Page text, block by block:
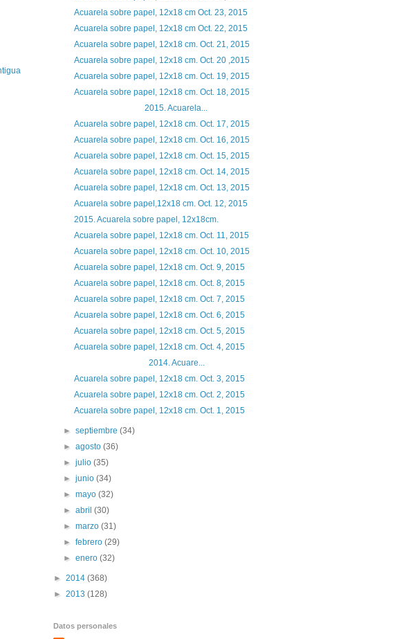
Acuarela sobre papel, 12x18 cm Oct. 23, 2015
Acuarela sobre papel, 12x18 cm Oct. 22, 2015
Acuarela sobre papel, 12x18 cm. Oct. 21, 2015
Acuarela sobre papel, 12x18 cm. Oct. 20 ,2015
Acuarela sobre papel, 12x18 cm. Oct. 19, 2015
Acuarela sobre papel, 12x18 cm. Oct. 18, 2015
2015. Acuarela...
Acuarela sobre papel, 12x18 cm. Oct. 17, 2015
Acuarela sobre papel, 12x18 cm. Oct. 16, 2015
Acuarela sobre papel, 12x18 cm. Oct. 15, 2015
Acuarela sobre papel, 12x18 cm. Oct. 14, 2015
Acuarela sobre papel, 12x18 cm. Oct. 13, 2015
Acuarela sobre papel,12x18 cm. Oct. 12, 2015
2015. Acuarela sobre papel, 12x18cm.
Acuarela sobre papel, 12x18 cm. Oct. 11, 2015
Acuarela sobre papel, 12x18 cm. Oct. 10, 2015
Acuarela sobre papel, 12x18 cm. Oct. 9, 2015
Acuarela sobre papel, 12x18 cm. Oct. 8, 2015
Acuarela sobre papel, 12x18 cm. Oct. 7, 2015
Acuarela sobre papel, 12x18 cm. Oct. 6, 2015
Acuarela sobre papel, 12x18 cm. Oct. 5, 2015
Acuarela sobre papel, 12x18 cm. Oct. 4, 2015
2014. Acuare...
Acuarela sobre papel, 12x18 cm. Oct. 3, 2015
Acuarela sobre papel, 12x18 cm. Oct. 2, 2015
Acuarela sobre papel, 12x18 cm. Oct. 1, 2015
►septiembre(34)
►agosto(36)
►julio(35)
►junio(34)
►mayo(32)
►abril(30)
►marzo(31)
►febrero(29)
►enero(32)
► 2014 (368)
► 2013 (128)
Datos personales